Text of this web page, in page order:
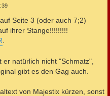
Seite 3 (oder auch 7;2)
ihrer Stange!!!!!!!!!
natürlich nicht "Schmatz",
gibt es den Gag auch.
von Majestix kürzen, sonst